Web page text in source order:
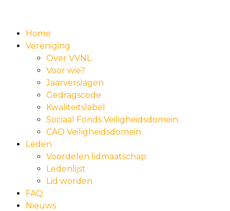
Home
Vereniging
Over VVNL
Voor wie?
Jaarverslagen
Gedragscode
Kwaliteitslabel
Sociaal Fonds Veiligheidsdomein
CAO Veiligheidsdomein
Leden
Voordelen lidmaatschap
Ledenlijst
Lid worden
FAQ
Nieuws